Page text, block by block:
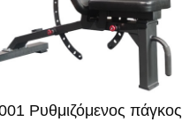
Ρυθμιζόμενος πάγκος